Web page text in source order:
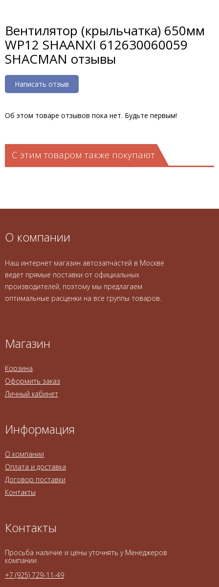
Вентилятор (крыльчатка) 650мм
WP12 SHAANXI 612630060059
SHACMAN отзывы
Написать отзыв
Об этом товаре отзывов пока нет. Будьте первым!
С этим товаром также покупают
О компании
Наш интернет магазин автозапчастей в Москве
ведет прямые поставки от официальных
производителей, поэтому мы предлагаем
оптимальные расценки на все группы товаров.
Магазин
Корзина
Оформить заказ
Личный кабинет
Информация
О компании
Оплата и доставка
Договор поставки
Контакты
Контакты
Просьба наличие и цены уточнять у Менеджеров
компании
+7 (925) 729-11-49